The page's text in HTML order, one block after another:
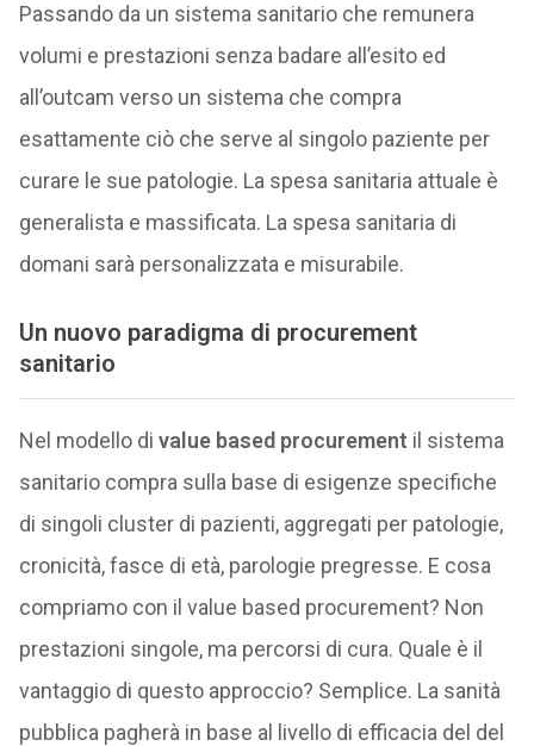
Passando da un sistema sanitario che remunera
volumi e prestazioni senza badare all’esito ed
all’outcam verso un sistema che compra
esattamente ciò che serve al singolo paziente per
curare le sue patologie. La spesa sanitaria attuale è
generalista e massificata. La spesa sanitaria di
domani sarà personalizzata e misurabile.
Un nuovo paradigma di procurement
sanitario
Nel modello di value based procurement il sistema
sanitario compra sulla base di esigenze specifiche
di singoli cluster di pazienti, aggregati per patologie,
cronicità, fasce di età, parologie pregresse. E cosa
compriamo con il value based procurement? Non
prestazioni singole, ma percorsi di cura. Quale è il
vantaggio di questo approccio? Semplice. La sanità
pubblica pagherà in base al livello di efficacia del del